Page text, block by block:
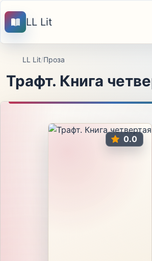
LL Lit
LL Lit/Проза
Трафт. Книга
0.0